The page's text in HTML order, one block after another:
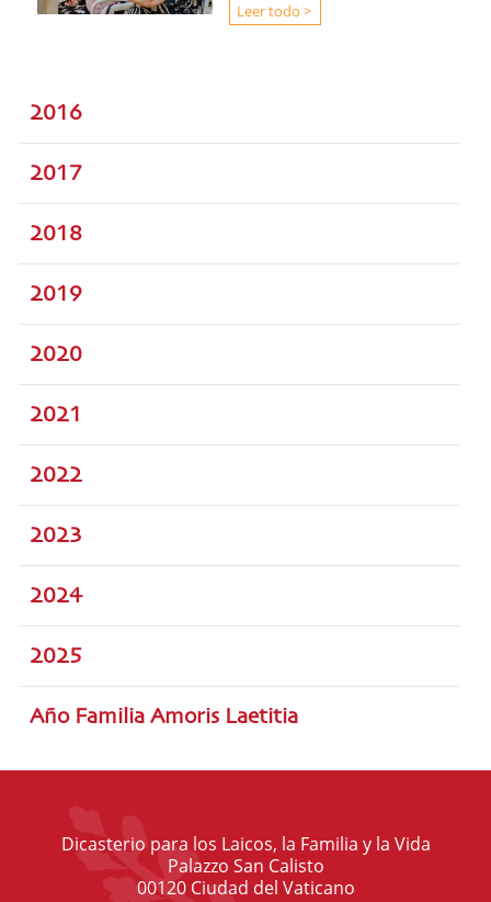
Leer todo >
2016
2017
2018
2019
2020
2021
2022
2023
2024
2025
Año Familia Amoris Laetitia
Dicasterio para los Laicos, la Familia y la Vida
Palazzo San Calisto
00120 Ciudad del Vaticano